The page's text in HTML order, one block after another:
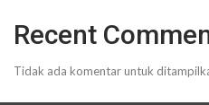
Recent
Tidak ada komentar untuk